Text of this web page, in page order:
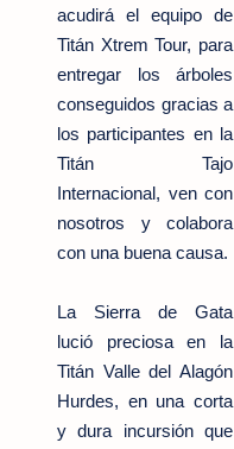
acudirá el equipo de
Titán Xtrem Tour, para
entregar los árboles
conseguidos gracias a
los participantes en la
Titán Tajo
Internacional, ven con
nosotros y colabora
con una buena causa.
La Sierra de Gata
lució preciosa en la
Titán Valle del Alagón
Hurdes, en una corta
y dura incursión que